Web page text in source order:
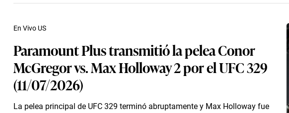
Paramount Plus transmitió la pelea Conor
McGregor vs. Max Holloway 2 por el UFC 329
(11/07/2026)
La pelea principal de UFC 329 terminó abruptamente y Max Holloway fue
En Vivo US